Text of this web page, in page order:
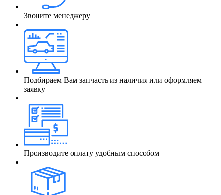
Звоните менеджеру
Подбираем Вам запчасть из наличия или оформляем
заявку
Производите оплату удобным способом